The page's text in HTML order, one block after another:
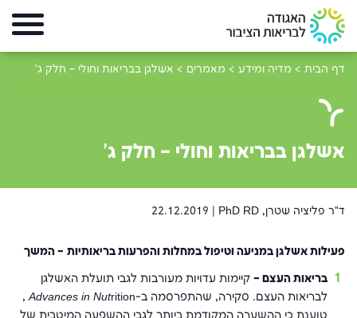
דף הבית > מדיה ומידע > מאמרים > אשלגן בבריאות וחולי – חלק ג'
אשלגן בבריאות וחולי – חלק ג'
ד"ר פליציה שטרן, PhD RD | 22.12.2019
פעילותאשלגןבמניעה וטיפול במחלות והפרעות בריאותיות –המשך
בריאות העצם –קיימות עדויות מעורבות לגבי תועלת האשלגן
לבריאות העצם. סקירה, שהתפרסמה ב-
Advances in Nut
rition ,
טוענת כי ההשערה המְקוּדמת ביותר לגבי ההשפעה המיטבית של